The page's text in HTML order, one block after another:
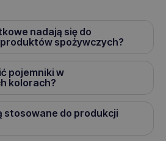
nadają się do
spożywczych?
pojemniki w
kolorach?
stosowane do produkcji